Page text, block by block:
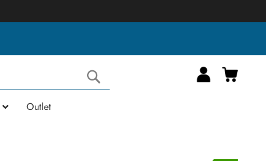
Cerca
Carrello
Outlet